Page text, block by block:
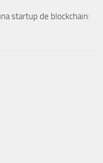
startup de blockchain: